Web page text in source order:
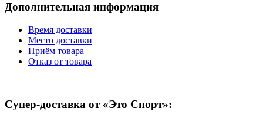
Дополнительная информация
Время доставки
Место доставки
Приём товара
Отказ от товара
Супер-доставка от «Это Спорт»: